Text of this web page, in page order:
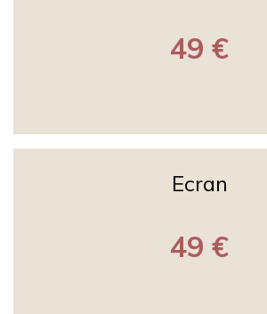
49 €
Ecran
49 €